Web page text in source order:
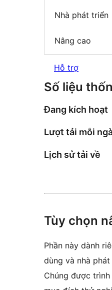
Nhà phát triển
Nâng cao
Hỗ trợ
Số liệu
Đang kích hoạt
Lượt tải mỗi
Lịch sử tải về
Tùy chọn
Phần này dành
dùng và nhà
Chúng được